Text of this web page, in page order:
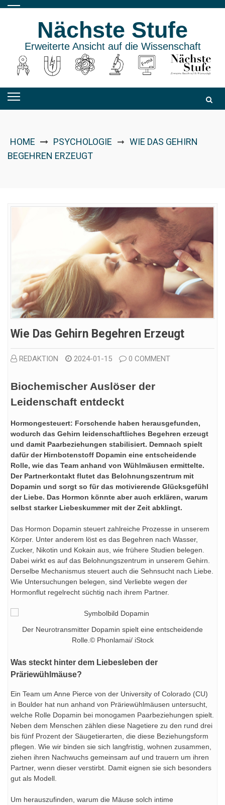
Skip
Nächste Stufe
Erweiterte Ansicht auf die Wissenschaft
HOME PSYCHOLOGIE ➞ WIE DAS GEHIRN
BEGEHREN ERZEUGT
Wie Das Gehirn Begehren Erzeugt
REDAKTION 2024-01-15 0 COMMENT
Biochemischer Auslöser der
Leidenschaft entdeckt
Hormongesteuert: Forschende haben herausgefunden,
wodurch das Gehirn leidenschaftliches Begehren erzeugt
und damit Paarbeziehungen stabilisiert. Demnach spielt
dafür der Hirnbotenstoff Dopamin eine entscheidende
Rolle, wie das Team anhand von Wühlmäusen ermittelte.
Der Partnerkontakt flutet das Belohnungszentrum mit
Dopamin und sorgt so für das motivierende Glücksgefühl
der Liebe. Das Hormon könnte aber auch erklären, warum
selbst starker Liebeskummer mit der Zeit abklingt.
Das Hormon Dopamin steuert zahlreiche Prozesse in unserem
Körper. Unter anderem löst es das Begehren nach Wasser,
Zucker, Nikotin und Kokain aus, wie frühere Studien belegen.
Dabei wirkt es auf das Belohnungszentrum in unserem Gehirn.
Derselbe Mechanismus steuert auch die Sehnsucht nach Liebe.
Wie Untersuchungen belegen, sind Verliebte wegen der
Hormonflut regelrecht süchtig nach ihrem Partner.
Der Neurotransmitter Dopamin spielt eine entscheidende
Rolle.© Phonlamai/ iStock
Was steckt hinter dem Liebesleben der
Präriewühlmäuse?
Ein Team um Anne Pierce von der University of Colorado (CU)
in Boulder hat nun anhand von Präriewühlmäusen untersucht,
welche Rolle Dopamin bei monogamen Paarbeziehungen spielt.
Neben dem Menschen zählen diese Nagetiere zu den rund drei
bis fünf Prozent der Säugetierarten, die diese Beziehungsform
pflegen. Wie wir binden sie sich langfristig, wohnen zusammen,
ziehen ihren Nachwuchs gemeinsam auf und trauern um ihren
Partner, wenn dieser verstirbt. Damit eignen sie sich besonders
gut als Modell.
Um herauszufinden, warum die Mäuse solch intime